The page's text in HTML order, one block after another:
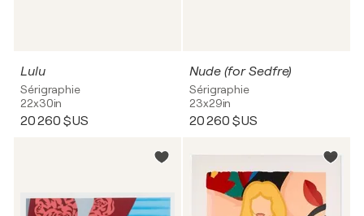
Lulu
Sérigraphie
22x30in
20 260 $US
Nude (for Sedfre)
Sérigraphie
23x29in
20 260 $US